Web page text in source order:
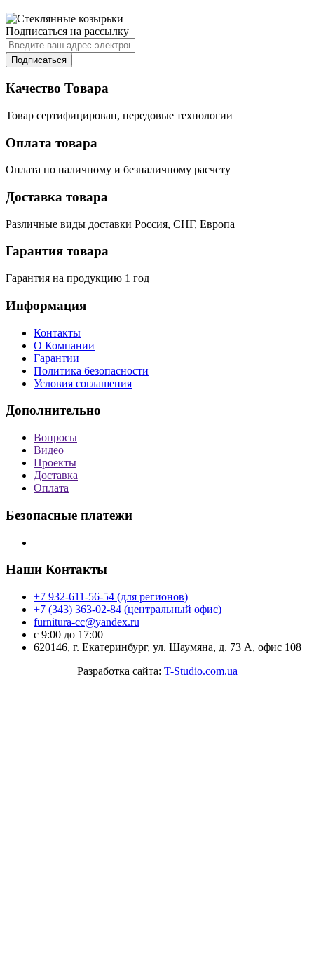
Подписаться на рассылку
Подписаться
Качество Товара
Товар сертифицирован, передовые технологии
Оплата товара
Оплата по наличному и безналичному расчету
Доставка товара
Различные виды доставки Россия, СНГ, Европа
Гарантия товара
Гарантия на продукцию 1 год
Информация
Контакты
О Компании
Гарантии
Политика безопасности
Условия соглашения
Дополнительно
Вопросы
Видео
Проекты
Доставка
Оплата
Безопасные платежи
Наши Контакты
+7 932-611-56-54 (для регионов)
+7 (343) 363-02-84 (центральный офис)
furnitura-cc@yandex.ru
с 9:00 до 17:00
620146, г. Екатеринбург, ул. Шаумяна, д. 73 А, офис 108
Разработка сайта: T-Studio.com.ua